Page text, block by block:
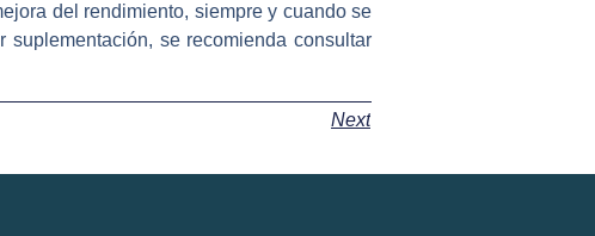
del rendimiento, siempre y cuando se
se recomienda consultar
Next